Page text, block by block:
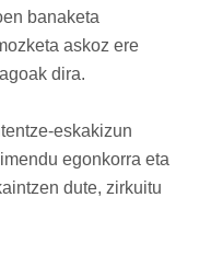
banaketa
askoz ere
dira.
eskakizun
egonkorra eta
dute, zirkuitu